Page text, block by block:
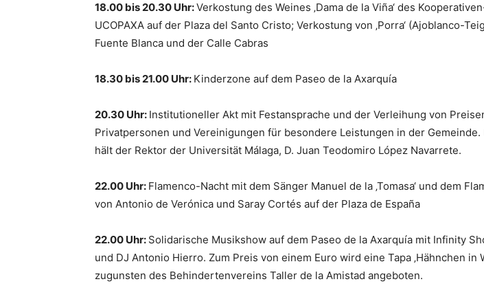
18.00 bis 20.30 Uhr:Verkostung des Weines ‚Dama de la Viña‘ des
UCOPAXA auf der Plaza del Santo Cristo; Verkostung von ‚Porra‘ (Ajoblanco-
Fuente Blanca und der Calle Cabras
18.30 bis 21.00 Uhr: Kinderzone auf dem Paseo de la Axarquía
20.30 Uhr: Institutioneller Akt mit Festansprache und der Verleihung von
Privatpersonen und Vereinigungen für besondere Leistungen in der Gemeinde.
hält der Rektor der Universität Málaga, D. Juan Teodomiro López Navarrete.
22.00 Uhr: Flamenco-Nacht mit dem Sänger Manuel de la ‚Tomasa‘ und dem
von Antonio de Verónica und Saray Cortés auf der Plaza de España
22.00 Uhr: Solidarische Musikshow auf dem Paseo de la Axarquía mit Infinity
und DJ Antonio Hierro. Zum Preis von einem Euro wird eine Tapa ‚Hähnchen in
zugunsten des Behindertenvereins Taller de la Amistad angeboten.